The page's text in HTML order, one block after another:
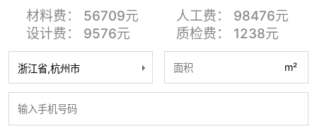
材料费： 62952元 人工费： 98352元
设计费：
3357元 质检费： 3131元
m²